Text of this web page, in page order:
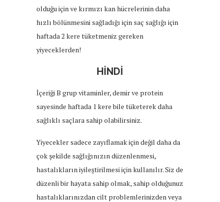
olduğu için ve kırmızı kan hücrelerinin daha
hızlı bölünmesini sağladığı için saç sağlığı için
haftada 2 kere tüketmeniz gereken
yiyeceklerden!
HİNDİ
İçeriği B grup vitaminler, demir ve protein
sayesinde haftada 1 kere bile tüketerek daha
sağlıklı saçlara sahip olabilirsiniz.
Yiyecekler sadece zayıflamak için değil daha da
çok şekilde sağlığınızın düzenlenmesi,
hastalıkların iyileştirilmesi için kullanılır. Siz de
düzenli bir hayata sahip olmak, sahip olduğunuz
hastalıklarınızdan cilt problemlerinizden veya